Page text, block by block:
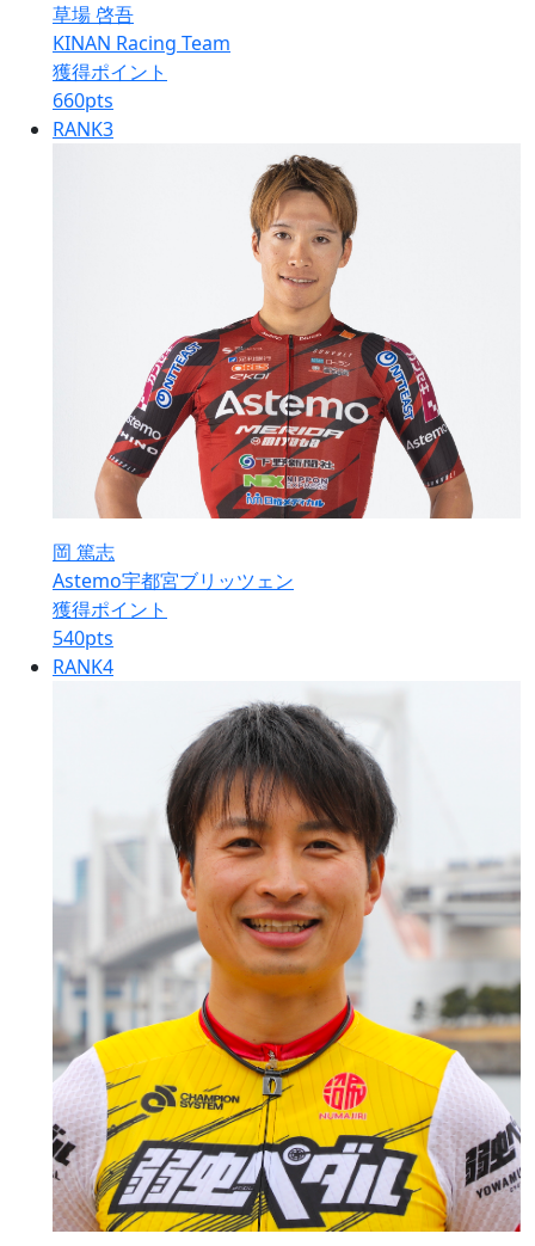
草場 啓吾
KINAN Racing Team
獲得ポイント
660pts
RANK3
岡 篤志
Astemo宇都宮ブリッツェン
獲得ポイント
540pts
RANK4